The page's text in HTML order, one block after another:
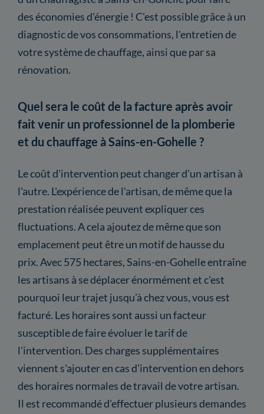
des économies d'énergie ! C'est possible grâce à un
diagnostic de vos consommations, l'entretien de
votre système de chauffage, ainsi que par sa
rénovation.
Quel sera le coût de la facture après avoir
fait venir un professionnel de la plomberie
et du chauffage à Sains-en-Gohelle ?
Le coût d'intervention peut changer d'un artisan à
l'autre. L'expérience de l'artisan, de même que la
prestation réalisée peuvent expliquer ces
fluctuations. A cela ajoutez de même que son
emplacement peut être un motif de hausse du
prix. Avec 575 hectares, Sains-en-Gohelle entraîne
les artisans à se déplacer énormément et c'est
pourquoi leur trajet jusqu'à chez vous, vous est
facturé. Les horaires sont aussi un facteur
susceptible de faire évoluer le tarif de
l'intervention. Des charges supplémentaires
viennent s'ajouter en cas d'intervention en dehors
des horaires normales de travail de votre artisan.
Il est recommandé d'effectuer plusieurs demandes